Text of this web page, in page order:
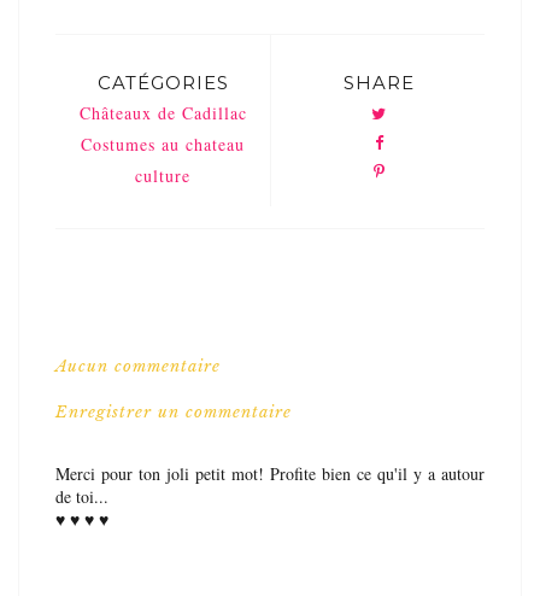
CATÉGORIES
Châteaux de Cadillac
Costumes au chateau
culture
SHARE
Aucun commentaire
Enregistrer un commentaire
Merci pour ton joli petit mot! Profite bien ce qu'il y a autour
de toi...
♥ ♥ ♥ ♥